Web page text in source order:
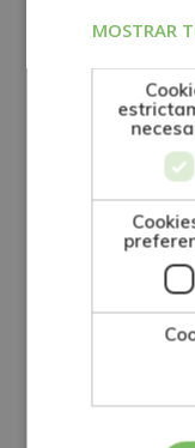
MOSTRAR